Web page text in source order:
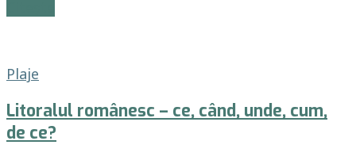
Plaje
Litoralul românesc – ce, când, unde, cum,
de ce?